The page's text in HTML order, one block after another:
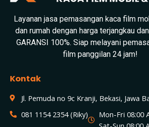
Layanan jasa pemasangan kaca film
dan rumah dengan harga terjangkau
GARANSI 100%. Siap melayani
film panggilan 24 jam!
Kontak
Jl. Pemuda no 9c Kranji, Bekasi, Jawa
081 1154 2354 (Riky)
Mon-Fri 08:00